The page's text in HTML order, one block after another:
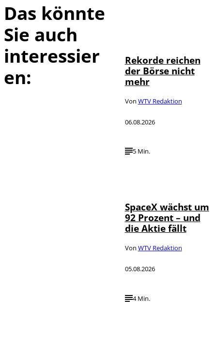
Das könnte
Sie auch
interessier
en:
Rekorde reichen
der Börse nicht
mehr
Von WTV Redaktion
06.08.2026
5 Min.
SpaceX wächst um
92 Prozent – und
die Aktie fällt
Von WTV Redaktion
05.08.2026
4 Min.